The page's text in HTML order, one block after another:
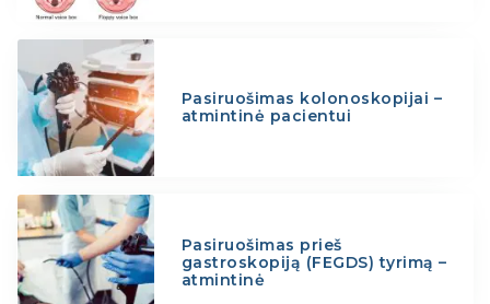
Pasiruošimas kolonoskopijai –
atmintinė pacientui
Pasiruošimas prieš
gastroskopiją (FEGDS) tyrimą –
atmintinė